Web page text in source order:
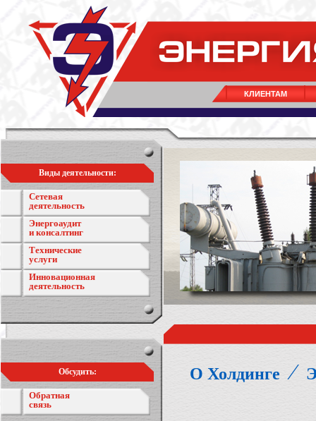
КЛИЕНТАМ
Виды деятельности:
Сетевая
деятельность
Энергоаудит
и консалтинг
Технические
услуги
Инновационная
деятельность
Обсудить:
Обратная
связь
О Холдинге ⁄